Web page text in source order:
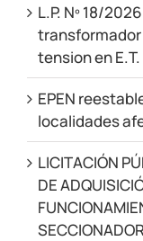
L.P. Nº 18/
transformador
tension en E.T.
EPEN
localidades
LICITACIÓN
DE